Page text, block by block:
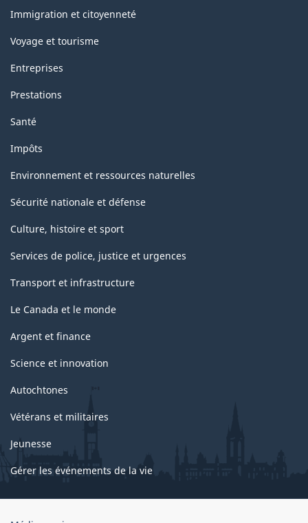
27.52
sujets
Immigration et citoyenneté
Voyage et tourisme
Entreprises
Prestations
Santé
Impôts
Environnement et ressources naturelles
Sécurité nationale et défense
Culture, histoire et sport
Services de police, justice et urgences
Transport et infrastructure
Le Canada et le monde
Argent et finance
Science et innovation
Autochtones
Vétérans et militaires
Jeunesse
Gérer les événements de la vie